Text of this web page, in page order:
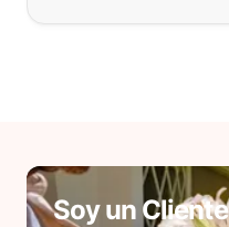
Soy un Cliente